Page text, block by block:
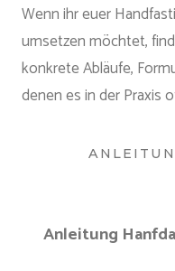
Wenn ihr euer
umsetzen möchtet,
konkrete Abläufe,
denen es in der Praxis
Anleitung